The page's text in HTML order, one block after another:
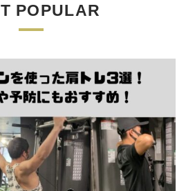
POPULAR